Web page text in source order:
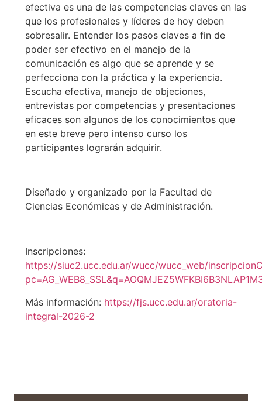
efectiva es una de las competencias claves en las
que los profesionales y líderes de hoy deben
sobresalir. Entender los pasos claves a fin de
poder ser efectivo en el manejo de la
comunicación es algo que se aprende y se
perfecciona con la práctica y la experiencia.
Escucha efectiva, manejo de objeciones,
entrevistas por competencias y presentaciones
eficaces son algunos de los conocimientos que
en este breve pero intenso curso los
participantes lograrán adquirir.
Diseñado y organizado por la Facultad de
Ciencias Económicas y de Administración.
Inscripciones:
https://siuc2.ucc.edu.ar/wucc/wucc_web/
Más información: https://fjs.ucc.edu.ar/oratoria-
integral-2026-2